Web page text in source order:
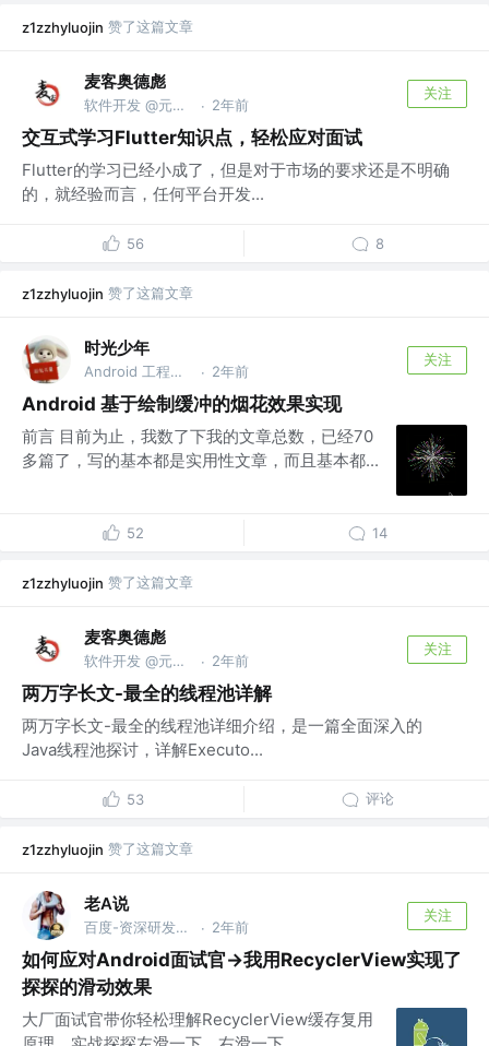
z1zzhyluojin 赞了这篇文章
麦客奥德彪
软件开发 @元石科技 · 2年前
关注
交互式学习Flutter知识点，轻松应对面试
Flutter的学习已经小成了，但是对于市场的要求还是不明确
的，就经验而言，任何平台开发...
56 8
z1zzhyluojin 赞了这篇文章
时光少年
Android 工程师 @腾讯 · 2年前
关注
Android 基于绘制缓冲的烟花效果实现
前言 目前为止，我数了下我的文章总数，已经70
多篇了，写的基本都是实用性文章，而且基本都...
52 14
z1zzhyluojin 赞了这篇文章
麦客奥德彪
软件开发 @元石科技 · 2年前
关注
两万字长文-最全的线程池详解
两万字长文-最全的线程池详细介绍，是一篇全面深入的
Java线程池探讨，详解Executo...
53 评论
z1zzhyluojin 赞了这篇文章
老A说
百度-资深研发工程师 @百度 · 2年前
关注
如何应对Android面试官->我用RecyclerView实现了
探探的滑动效果
大厂面试官带你轻松理解RecyclerView缓存复用